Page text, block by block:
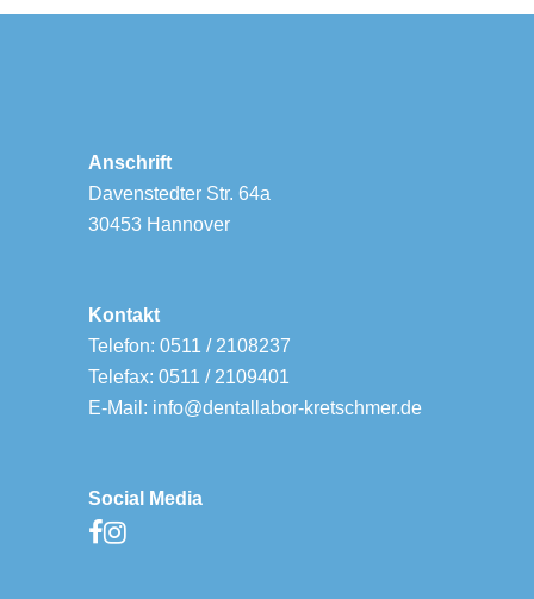
Anschrift
Davenstedter Str. 64a
30453 Hannover
Kontakt
Telefon: 0511 / 2108237
Telefax: 0511 / 2109401
E-Mail: info@dentallabor-kretschmer.de
Social Media